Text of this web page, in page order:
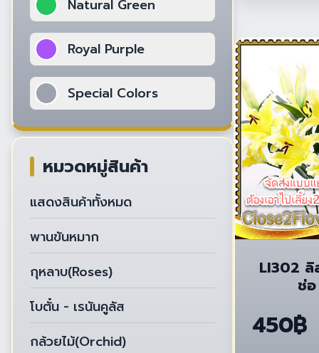
Natural Green
Royal Purple
Special Colors
หมวดหมู่สินค้า
แสดงสินค้าทั้งหมด
พานขันหมาก
กุหลาบ(Roses)
โบตั๋น - เรนันคูลัส
กล้วยไม้(Orchid)
LI302 ลิลลี่จีน แบบดอก
ช่
450฿